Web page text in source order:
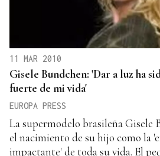
11 MAR 2010
Gisele Bundchen: 'Dar a luz ha
fuerte de mi vida'
EUROPA PRESS
La supermodelo brasileña Gisele
el nacimiento de su hijo como la
impactante' de toda su vida. El